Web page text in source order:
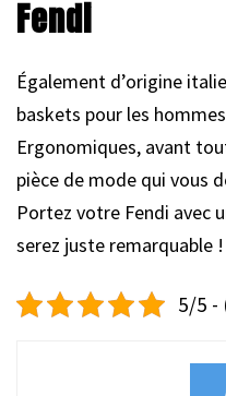
Fendi
Également d’origine
baskets pour les
Ergonomiques, avant
pièce de mode qui vous
Portez votre Fendi avec
serez juste remarquable !
5/5 -